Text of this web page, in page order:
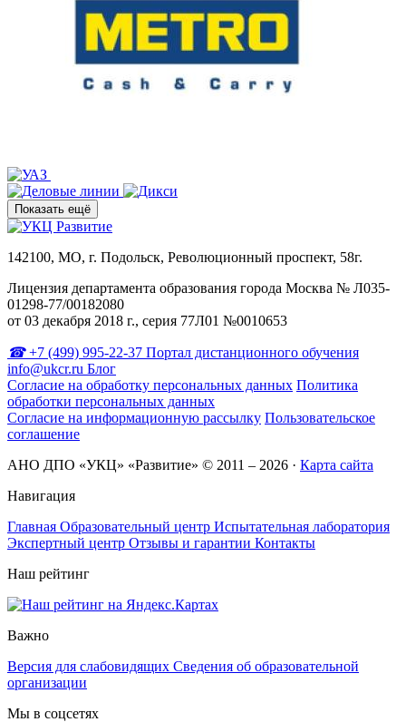
Показать ещё
142100, МО, г. Подольск, Революционный проспект, 58г.
Лицензия департамента образования города Москва № Л035-
01298-77/00182080
от 03 декабря 2018 г., серия 77Л01 №0010653
+7 (499) 995-22-37 Портал дистанционного обучения
info@ukcr.ru Блог
Согласие на обработку персональных данных Политика
обработки персональных данных
Согласие на информационную рассылку Пользовательское
соглашение
АНО ДПО «УКЦ» «Развитие» © 2011 – 2026 · Карта сайта
Навигация
Главная Образовательный центр Испытательная лаборатория
Экспертный центр Отзывы и гарантии Контакты
Наш рейтинг
Важно
Версия для слабовидящих Сведения об образовательной
организации
Мы в соцсетях